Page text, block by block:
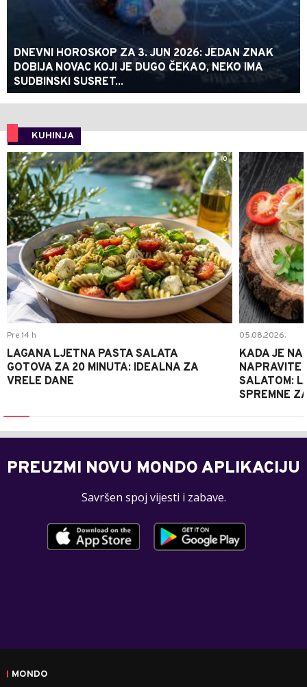
DNEVNI HOROSKOP ZA 3. JUN 2026: JEDAN ZNAK
DOBIJA NOVAC KOJI JE DUGO ČEKAO, NEKO IMA
SUDBINSKI SUSRET...
KUHINJA
0
Pre 14 h
LAGANA LJETNA PASTA SALATA
GOTOVA ZA 20 MINUTA: IDEALNA ZA
VRELE DANE
05.08.2026.
KADA JE
NAPRAVITE
SALATOM:
SPREMNE
PREUZMI NOVU MONDO APLIKACIJU
Savršen spoj vijesti i zabave.
MONDO